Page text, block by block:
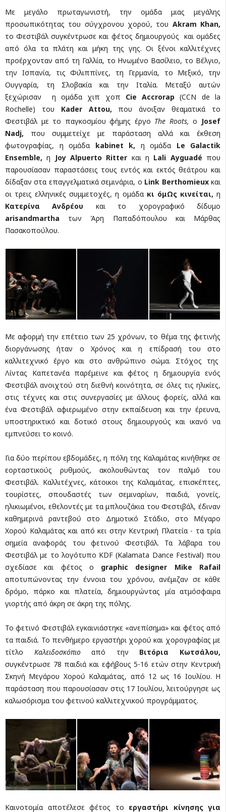
Με μεγάλο πρωταγωνιστή, την ομάδα μιας μεγάλης
προσωπικότητας του σύγχρονου χορού, του Akram Khan,
το Φεστιβάλ συγκέντρωσε και φέτος δημιουργούς και ομάδες
από όλα τα πλάτη και μήκη της γης. Οι ξένοι καλλιτέχνες
προέρχονταν από τη Γαλλία, το Ηνωμένο Βασίλειο, το Βέλγιο,
την Ισπανία, τις Φιλιππίνες, τη Γερμανία, το Μεξικό, την
Ουγγαρία, τη Σλοβακία και την Ιταλία. Μεταξύ αυτών
ξεχώρισαν η ομάδα χιπ χοπ Cie Accrorap (CCN de la
Rochelle) του Kader Attou, που άνοιξαν θεαματικά το
Φεστιβάλ με το παγκοσμίου φήμης έργο The Roots, ο Josef
Nadj, που συμμετείχε με παράσταση αλλά και έκθεση
φωτογραφίας, η ομάδα kabinet k, η ομάδα Le Galactik
Ensemble, η Joy Alpuerto Ritter και η Lali Ayguadé που
παρουσίασαν παραστάσεις τους εντός και εκτός θεάτρου και
δίδαξαν στα επαγγελματικά σεμινάρια, ο Link Berthomieuxκαι
οι τρεις ελληνικές συμμετοχές, η ομάδα κι όμΩς κινείται, η
Κατερίνα Ανδρέου και το χορογραφικό δίδυμο
arisandmartha των Άρη Παπαδόπουλου και Μάρθας
Πασακοπούλου.
Με αφορμή την επέτειο των 25 χρόνων, το θέμα της φετινής
διοργάνωσης ήταν ο Χρόνος και η επίδρασή του στο
καλλιτεχνικό έργο και στο ανθρώπινο σώμα. Στόχος της
Λίντας Καπετανέα παρέμεινε και φέτος η δημιουργία ενός
Φεστιβάλ ανοιχτού στη διεθνή κοινότητα, σε όλες τις ηλικίες,
στις τέχνες και στις συνεργασίες με άλλους φορείς, αλλά και
ένα Φεστιβάλ αφιερωμένο στην εκπαίδευση και την έρευνα,
υποστηρικτικό και δοτικό στους δημιουργούς και ικανό να
εμπνεύσει το κοινό.
Για δύο περίπου εβδομάδες, η πόλη της Καλαμάτας κινήθηκε σε
εορταστικούς ρυθμούς, ακολουθώντας τον παλμό του
Φεστιβάλ. Καλλιτέχνες, κάτοικοι της Καλαμάτας, επισκέπτες,
τουρίστες, σπουδαστές των σεμιναρίων, παιδιά, γονείς,
ηλικιωμένοι, εθελοντές με τα μπλουζάκια του Φεστιβάλ, έδιναν
καθημερινά ραντεβού στο Δημοτικό Στάδιο, στο Μέγαρο
Χορού Καλαμάτας και από κει στην Κεντρική Πλατεία - τα τρία
σημεία αναφοράς του φετινού Φεστιβάλ. Τα λάβαρα του
Φεστιβάλ με το λογότυπο KDF (Kalamata Dance Festival) που
σχεδίασε και φέτος ο graphic designer Mike Rafail
αποτυπώνοντας την έννοια του χρόνου, ανέμιζαν σε κάθε
δρόμο, πάρκο και πλατεία, δημιουργώντας μία ατμόσφαιρα
γιορτής από άκρη σε άκρη της πόλης.
Το φετινό Φεστιβάλ εγκαινιάστηκε «ανεπίσημα» και φέτος από
τα παιδιά. Το πενθήμερο εργαστήρι χορού και χορογραφίας με
τίτλο Καλειδοσκόπιοαπό την Βιτόρια Κωτσάλου,
συγκέντρωσε 78 παιδιά και εφήβους 5-16 ετών στην Κεντρική
Σκηνή Μεγάρου Χορού Καλαμάτας, από 12 ως 16 Ιουλίου. Η
παράσταση που παρουσίασαν στις 17 Ιουλίου, λειτούργησε ως
καλωσόρισμα του φετινού καλλιτεχνικού προγράμματος.
Καινοτομία αποτέλεσε φέτος το εργαστήρι κίνησης για